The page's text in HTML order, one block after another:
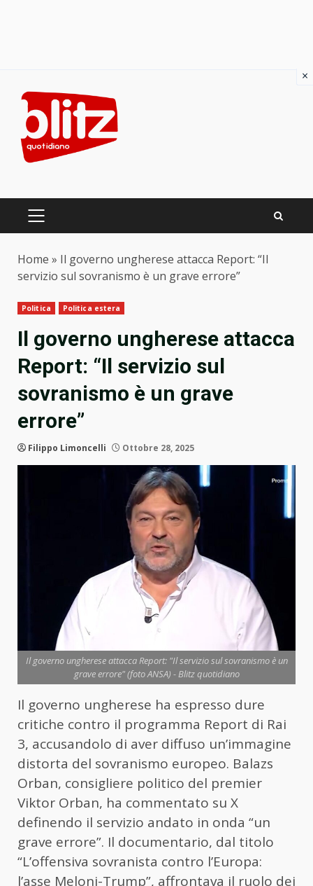
content
PRIMARY
Home » Il governo ungherese attacca Report: “Il
servizio sul sovranismo è un grave errore”
Politica Politica estera
Il governo ungherese attacca
Report: “Il servizio sul
sovranismo è un grave
errore”
Filippo Limoncelli Ottobre 28, 2025
Il governo ungherese attacca Report: "Il servizio sul sovranismo è un
grave errore" (foto ANSA) - Blitz quotidiano
Il governo ungherese ha espresso dure
critiche contro il programma Report di Rai
3, accusandolo di aver diffuso un’immagine
distorta del sovranismo europeo. Balazs
Orban, consigliere politico del premier
Viktor Orban, ha commentato su X
definendo il servizio andato in onda “un
grave errore”. Il documentario, dal titolo
“L’offensiva sovranista contro l’Europa:
l’asse Meloni-Trump”, affrontava il ruolo dei
×